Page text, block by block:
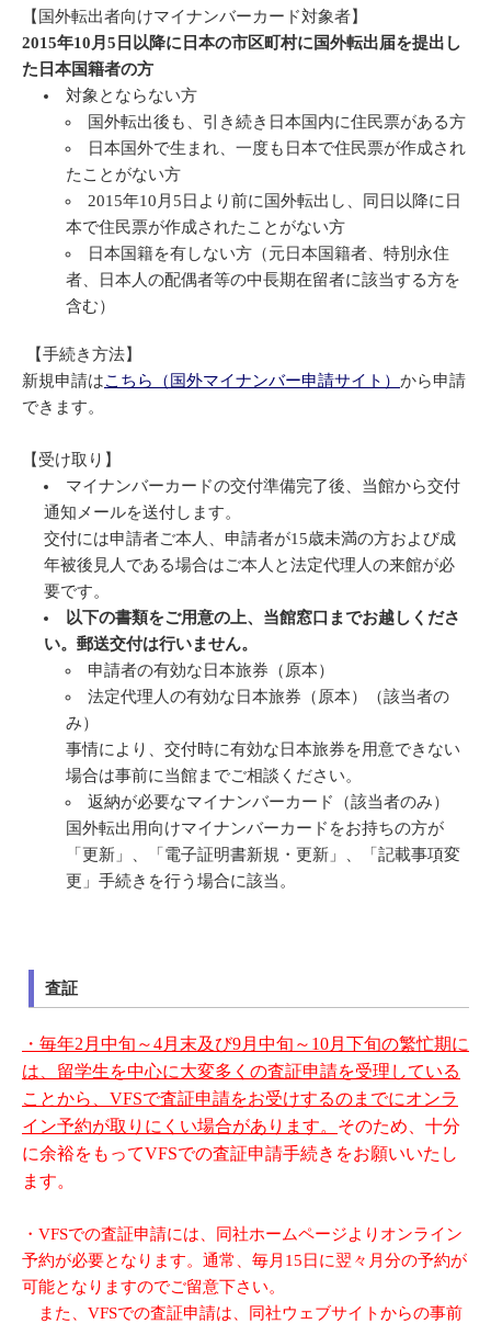
【国外転出者向けマイナンバーカード対象者】
2015年10月5日以降に日本の市区町村に国外転出届を提出し
た日本国籍者の方
対象とならない方
国外転出後も、引き続き日本国内に住民票がある方
日本国外で生まれ、一度も日本で住民票が作成され
たことがない方
2015年10月5日より前に国外転出し、同日以降に日
本で住民票が作成されたことがない方
日本国籍を有しない方（元日本国籍者、特別永住
者、日本人の配偶者等の中長期在留者に該当する方を
含む）
【手続き方法】
新規申請はこちら（国外マイナンバー申請サイト） から申請
できます。
【受け取り】
マイナンバーカードの交付準備完了後、当館から交付
通知メールを送付します。
交付には申請者ご本人、申請者が15歳未満の方および成
年被後見人である場合はご本人と法定代理人の来館が必
要です。
以下の書類をご用意の上、当館窓口までお越しくださ
い。郵送交付は行いません。
申請者の有効な日本旅券（原本）
法定代理人の有効な日本旅券（原本）（該当者の
み）
事情により、交付時に有効な日本旅券を用意できない
場合は事前に当館までご相談ください。
返納が必要なマイナンバーカード（該当者のみ）
国外転出用向けマイナンバーカードをお持ちの方が
「更新」、「電子証明書新規・更新」、「記載事項変
更」手続きを行う場合に該当。
査証
・毎年2月中旬～4月末及び9月中旬～ 10月下旬の繁忙期に
は、留学生を中心に大変多くの査証申請を受理している
ことから、 VFSで査証申請をお受けするのまでにオンラ
イン予約が取りにくい場合があります。 そのため、十分
に余裕をもってVFSでの査証申請手続きをお願いいたし
ます。
・VFSでの査証申請には、同社ホームページよりオンライン
予約が必要となります。通常、毎月15日に翌々月分の予約が
可能となりますのでご留意下さい。
また、VFSでの査証申請は、同社ウェブサイトからの事前